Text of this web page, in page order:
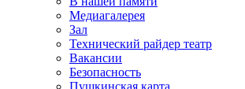
Медиагалерея
Зал
Технический райдер театр
Вакансии
Безопасность
Пушкинская карта